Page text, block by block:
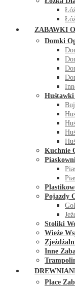
ZABAWKI
Domki
Huśtawki
Kuchnie
Pojazdy
Stoliki
Wieże
Inne
Place